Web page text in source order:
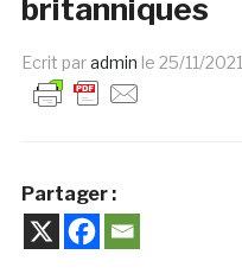
britanniques
Ecrit paradmin le 25/11/2021
Partager :